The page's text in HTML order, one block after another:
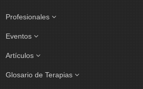
Profesionales
Eventos
Artículos
Glosario de Terapias